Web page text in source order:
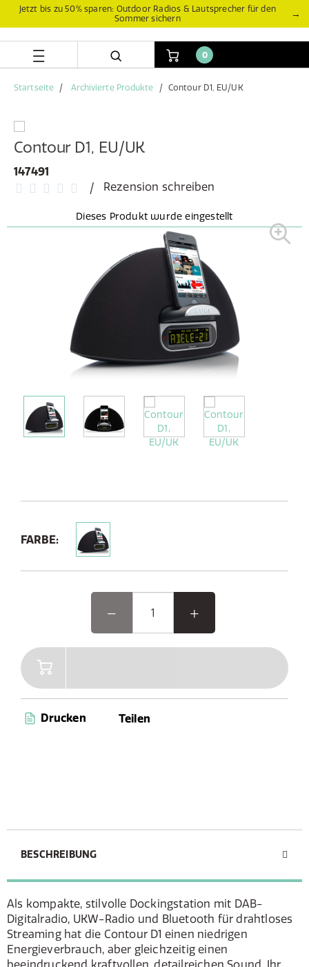
Zum
ZumJetzt bis zu 50% sparen: Outdoor Radios & Lautsprecher für den
Sommer sichern
→
0
Startseite Archivierte Produkte Contour D1, EU/UK
Contour D1, EU/UK
147491
Rezension schreiben
FARBE:
Drucken Teilen
BESCHREIBUNG
Als kompakte, stilvolle Dockingstation mit DAB-
Digitalradio, UKW-Radio und Bluetooth für drahtloses
Streaming hat die Contour D1 einen niedrigen
Energieverbrauch, aber gleichzeitig einen